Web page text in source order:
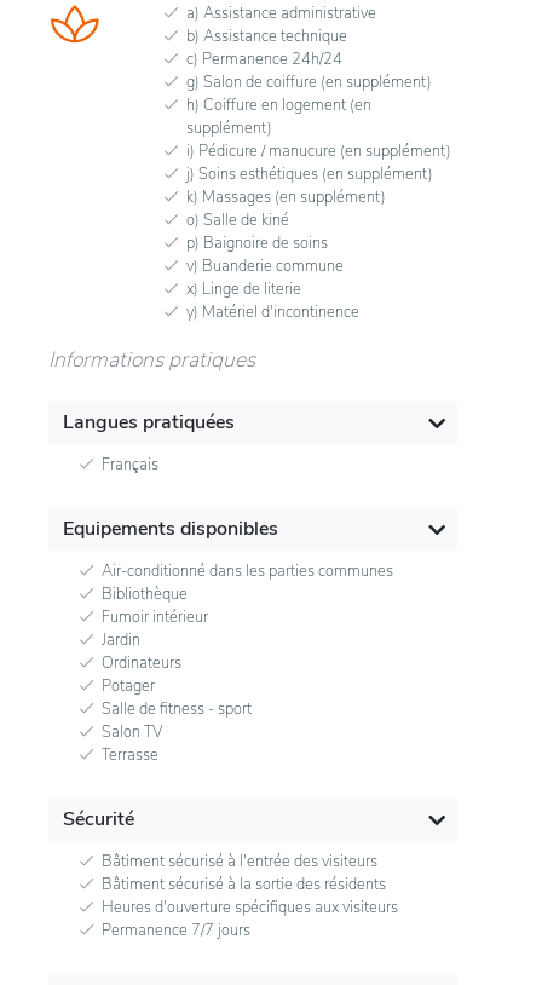
a) Assistance administrative
b) Assistance technique
c) Permanence 24h/24
g) Salon de coiffure (en supplément)
h) Coiffure en logement (en
supplément)
i) Pédicure / manucure (en supplément)
j) Soins esthétiques (en supplément)
k) Massages (en supplément)
o) Salle de kiné
p) Baignoire de soins
v) Buanderie commune
x) Linge de literie
y) Matériel d'incontinence
Informations pratiques
Langues pratiquées
Français
Equipements disponibles
Air-conditionné dans les parties communes
Bibliothèque
Fumoir intérieur
Jardin
Ordinateurs
Potager
Salle de fitness - sport
Salon TV
Terrasse
Sécurité
Bâtiment sécurisé à l'entrée des visiteurs
Bâtiment sécurisé à la sortie des résidents
Heures d'ouverture spécifiques aux visiteurs
Permanence 7/7 jours